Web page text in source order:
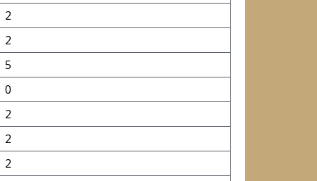
2
2
5
0
2
2
2